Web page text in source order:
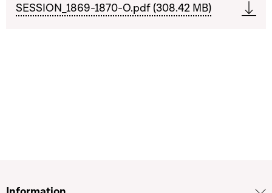
SESSION_1869-1870-O.pdf (308.42 MB)